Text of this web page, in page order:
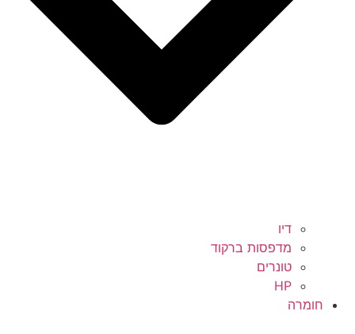
דיו
מדפסות ברקוד
טונרים
HP
חומרה